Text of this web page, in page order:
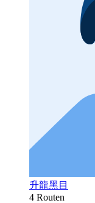
升龍黑目
4 Routen